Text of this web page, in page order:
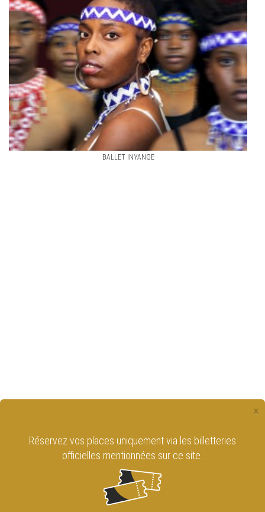
BALLET INYANGE
×
Réservez vos places uniquement via les billetteries
officielles mentionnées sur ce site.